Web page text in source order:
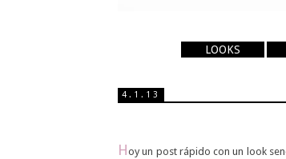
LOOKS
4.1.13
Hoy un post rápido con un look